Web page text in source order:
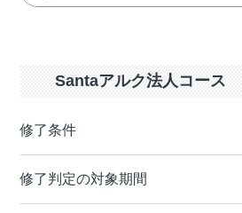
Santaアルク法人コース
修了条件
修了判定の対象期間